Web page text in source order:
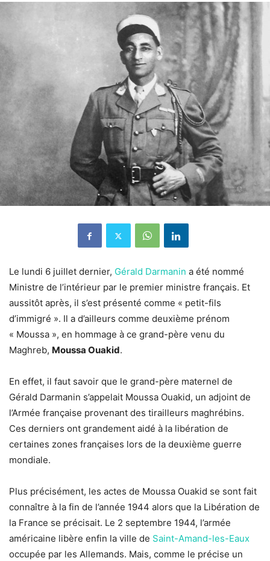
Le lundi 6 juillet dernier, Gérald Darmanin a été nommé
Ministre de l’intérieur par le premier ministre français. Et
aussitôt après, il s’est présenté comme « petit-fils
d’immigré ». Il a d’ailleurs comme deuxième prénom
« Moussa », en hommage à ce grand-père venu du
Maghreb, Moussa Ouakid.
En effet, il faut savoir que le grand-père maternel de
Gérald Darmanin s’appelait Moussa Ouakid, un adjoint de
l’Armée française provenant des tirailleurs maghrébins.
Ces derniers ont grandement aidé à la libération de
certaines zones françaises lors de la deuxième guerre
mondiale.
Plus précisément, les actes de Moussa Ouakid se sont fait
connaître à la fin de l’année 1944 alors que la Libération de
la France se précisait. Le 2 septembre 1944, l’armée
américaine libère enfin la ville de Saint-Amand-les-Eaux
occupée par les Allemands. Mais, comme le précise un